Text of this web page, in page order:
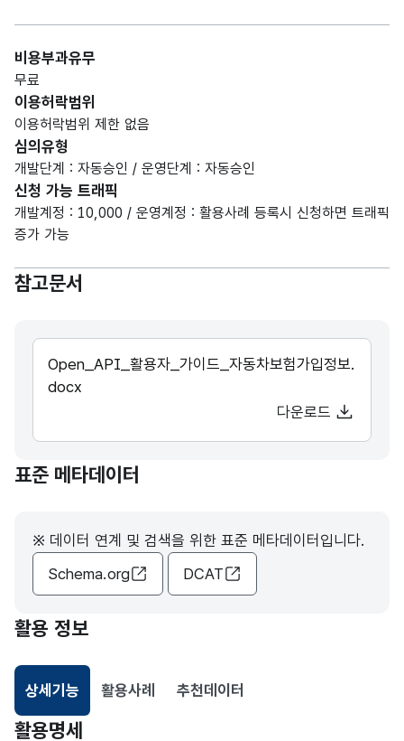
비용부과유무
무료
이용허락범위
이용허락범위 제한 없음
심의유형
개발단계 : 자동승인 / 운영단계 : 자동승인
신청 가능 트래픽
개발계정 : 10,000 / 운영계정 : 활용사례 등록시 신청하면 트래픽
증가 가능
참고문서
Open_API_활용자_가이드_자동차보험가입정보.
docx
다운로드
표준 메타데이터
※ 데이터 연계 및 검색을 위한 표준 메타데이터입니다.
Schema.org
DCAT
활용 정보
상세기능
선택됨
활용사례 추천데이터
활용명세